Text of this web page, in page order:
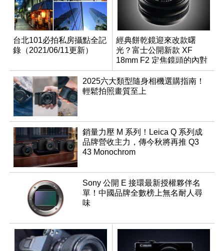
台北101必拍私房攝點全記
錄（2021/06/11更新）
經典餅乾鏡迎來改款曙
光？富士公開新款 XF
18mm F2 定焦鏡頭的內對
焦專利
2025六大類型隨身相機選購指南！
輕鬆拍照畫質至上
銷量力壓 M 系列！Leica Q 系列成
品牌營收主力，傳今秋將再推 Q3
43 Monochrom
Sony 公開 E 接環最新授權夥伴名
單！中國品牌全數榜上無名耐人尋
味